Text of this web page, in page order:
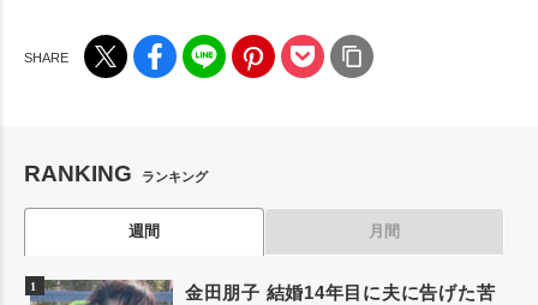
RANKING ランキング
週間 月間
金田朋子 結婚14年目に夫に告げた苦